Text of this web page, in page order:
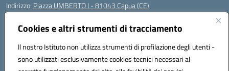
Cookies e altri strumenti di tracciamento
Il nostro Istituto non utilizza strumenti di profilazione degli utenti -
sono utilizzati esclusivamente cookies tecnici necessari al
Indirizzo: Piazza UMBERTO I - 81043 Capua (CE)
Centralino:
Posta elettronica certificata (PEC):cepm03000d@pec.istruzione.it
Codice fiscale: 93034560610
Codice meccanografico:CEPM03000D
Codice Indice delle Pubbliche Amministrazioni (IPA): istsc_cepm03000d